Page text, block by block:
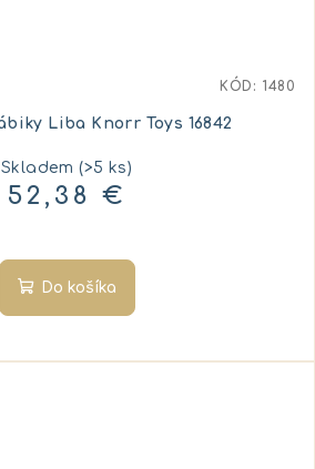
Liba Knorr Toys 16842
Skladem(>5 ks)
52,38 €
Do košíka
KÓD: 1480